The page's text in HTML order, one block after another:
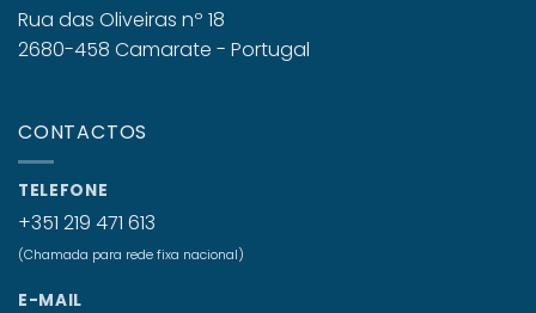
Rua das Oliveiras nº 18
2680-458 Camarate - Portugal
CONTACTOS
TELEFONE
+351 219 471 613
(Chamada para rede fixa nacional)
E-MAIL